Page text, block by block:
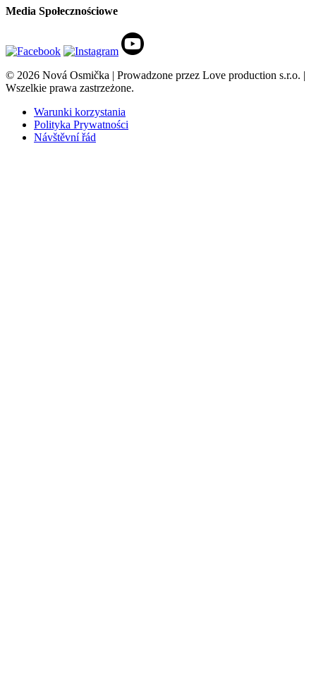
Media Społecznościowe
© 2026 Nová Osmička | Prowadzone przez Love production s.r.o. |
Wszelkie prawa zastrzeżone.
Warunki korzystania
Polityka Prywatności
Návštěvní řád